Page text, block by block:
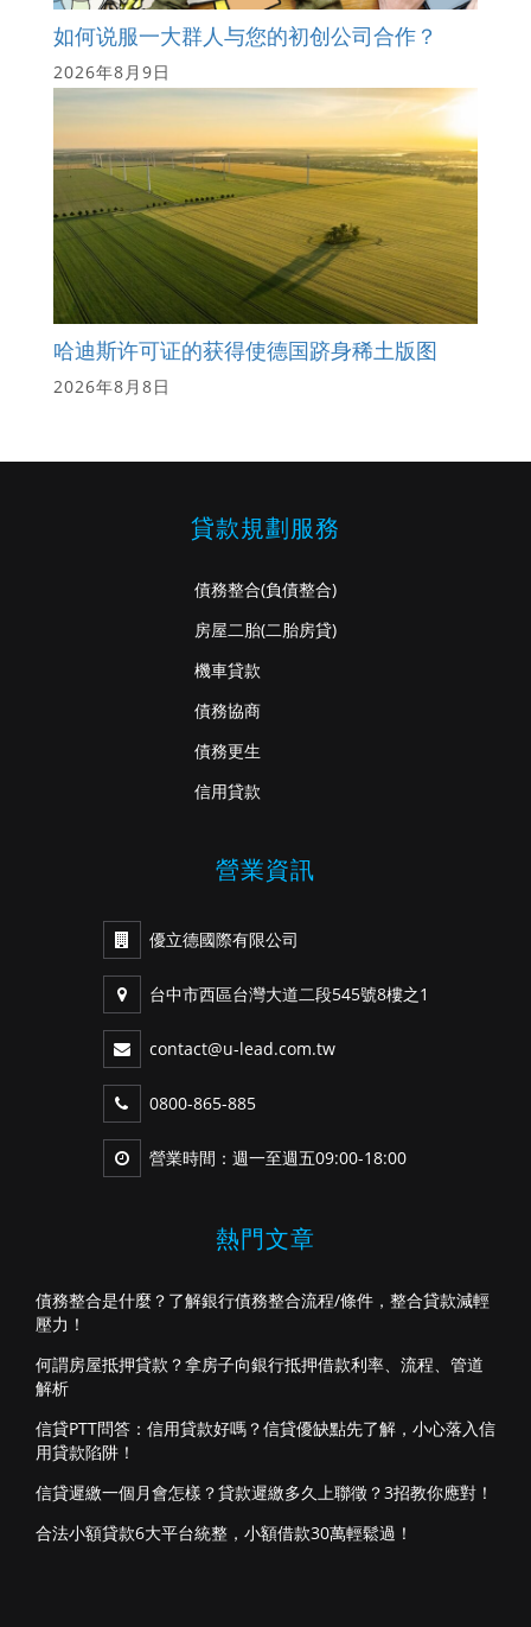
如何说服一大群人与您的初创公司合作？
2026年8月9日
哈迪斯许可证的获得使德国跻身稀土版图
2026年8月8日
貸款規劃服務
債務整合(負債整合)
房屋二胎(二胎房貸)
機車貸款
債務協商
債務更生
信用貸款
營業資訊
優立德國際有限公司
台中市西區台灣大道二段545號8樓之1
contact@u-lead.com.tw
0800-865-885
營業時間：週一至週五09:00-18:00
熱門文章
債務整合是什麼？了解銀行債務整合流程/條件，整合貸款減輕
壓力！
何謂房屋抵押貸款？拿房子向銀行抵押借款利率、流程、管道
解析
信貸PTT問答：信用貸款好嗎？信貸優缺點先了解，小心落入信
用貸款陷阱！
信貸遲繳一個月會怎樣？貸款遲繳多久上聯徵？3招教你應對！
合法小額貸款6大平台統整，小額借款30萬輕鬆過！